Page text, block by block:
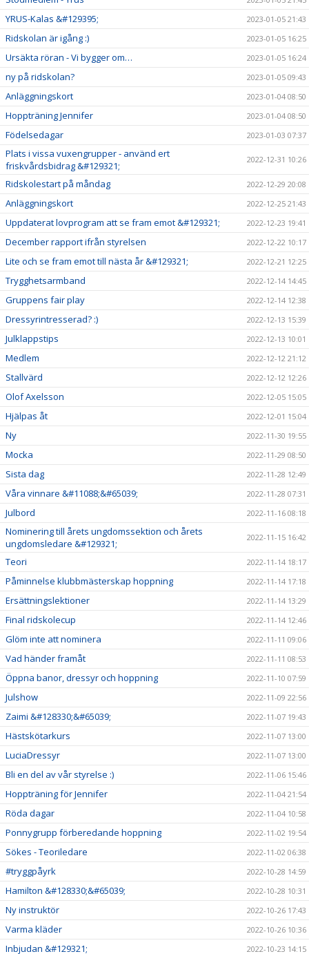
YRUS-Kalas &#129395; 2023-01-05 21:43
Ridskolan är igång :) 2023-01-05 16:25
Ursäkta röran - Vi bygger om… 2023-01-05 16:24
ny på ridskolan? 2023-01-05 09:43
Anläggningskort 2023-01-04 08:50
Hoppträning Jennifer 2023-01-04 08:50
Födelsedagar 2023-01-03 07:37
Plats i vissa vuxengrupper - använd ert
friskvårdsbidrag &#129321;
2022-12-31 10:26
Ridskolestart på måndag 2022-12-29 20:08
Anläggningskort 2022-12-25 21:43
Uppdaterat lovprogram att se fram emot &#129321; 2022-12-23 19:41
December rapport ifrån styrelsen 2022-12-22 10:17
Lite och se fram emot till nästa år &#129321; 2022-12-21 12:25
Trygghetsarmband 2022-12-14 14:45
Gruppens fair play 2022-12-14 12:38
Dressyrintresserad? :) 2022-12-13 15:39
Julklappstips 2022-12-13 10:01
Medlem 2022-12-12 21:12
Stallvärd 2022-12-12 12:26
Olof Axelsson 2022-12-05 15:05
Hjälpas åt 2022-12-01 15:04
Ny 2022-11-30 19:55
Mocka 2022-11-29 08:50
Sista dag 2022-11-28 12:49
Våra vinnare &#11088;&#65039; 2022-11-28 07:31
Julbord 2022-11-16 08:18
Nominering till årets ungdomssektion och årets
ungdomsledare &#129321;
2022-11-15 16:42
Teori 2022-11-14 18:17
Påminnelse klubbmästerskap hoppning 2022-11-14 17:18
Ersättningslektioner 2022-11-14 13:29
Final ridskolecup 2022-11-14 12:46
Glöm inte att nominera 2022-11-11 09:06
Vad händer framåt 2022-11-11 08:53
Öppna banor, dressyr och hoppning 2022-11-10 07:59
Julshow 2022-11-09 22:56
Zaimi &#128330;&#65039; 2022-11-07 19:43
Hästskötarkurs 2022-11-07 13:00
LuciaDressyr 2022-11-07 13:00
Bli en del av vår styrelse :) 2022-11-06 15:46
Hoppträning för Jennifer 2022-11-04 21:54
Röda dagar 2022-11-04 10:58
Ponnygrupp förberedande hoppning 2022-11-02 19:54
Sökes - Teoriledare 2022-11-02 06:38
#tryggpåyrk 2022-10-28 14:59
Hamilton &#128330;&#65039; 2022-10-28 10:31
Ny instruktör 2022-10-26 17:43
Varma kläder 2022-10-26 10:36
Inbjudan &#129321; 2022-10-23 14:15